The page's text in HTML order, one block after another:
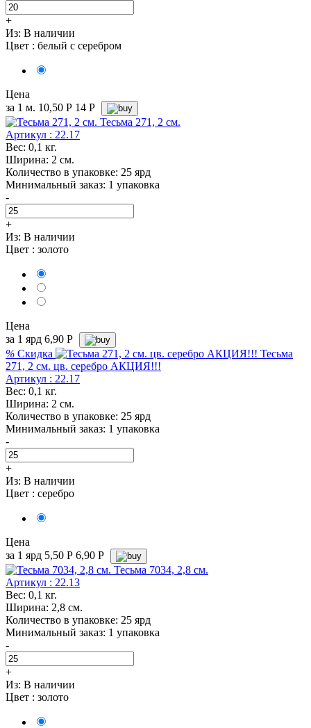
+
Из: В наличии
Цвет : белый с серебром
Цена
за 1 м. 10,50 Р 14 P
Тесьма 271, 2 см.
Артикул : 22.17
Вес: 0,1 кг.
Ширина: 2 см.
Количество в упаковке: 25 ярд
Минимальный заказ: 1 упаковка
-
+
Из: В наличии
Цвет : золото
Цена
за 1 ярд 6,90 Р
% Скидка
Тесьма
271, 2 см. цв. серебро АКЦИЯ!!!
Артикул : 22.17
Вес: 0,1 кг.
Ширина: 2 см.
Количество в упаковке: 25 ярд
Минимальный заказ: 1 упаковка
-
+
Из: В наличии
Цвет : серебро
Цена
за 1 ярд 5,50 Р 6,90 P
Тесьма 7034, 2,8 см.
Артикул : 22.13
Вес: 0,1 кг.
Ширина: 2,8 см.
Количество в упаковке: 25 ярд
Минимальный заказ: 1 упаковка
-
+
Из: В наличии
Цвет : золото